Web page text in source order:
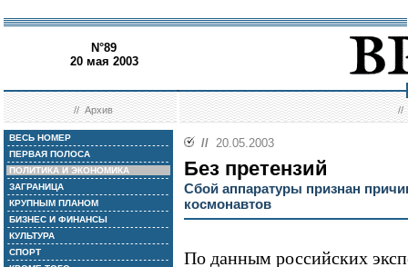
N°89
20 мая 2003
//Архив //
ВЕСЬ НОМЕР
ПЕРВАЯ ПОЛОСА
ПОЛИТИКА И ЭКОНОМИКА
ЗАГРАНИЦА
КРУПНЫМ ПЛАНОМ
БИЗНЕС И ФИНАНСЫ
КУЛЬТУРА
СПОРТ
// 20.05.2003
Без претензий
Сбой аппаратуры признан
космонавтов
По данным российских